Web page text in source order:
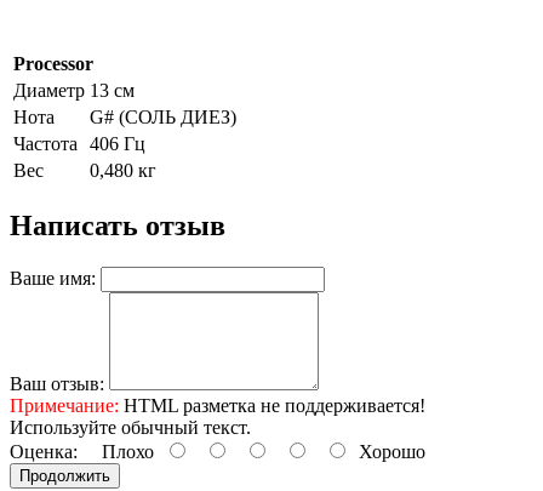
Processor
Диаметр 13 см
Нота
G# (СОЛЬ ДИЕЗ)
Частота
406 Гц
Вес
0,480 кг
Написать отзыв
Ваше имя:
Ваш отзыв:
Примечание: HTML разметка не поддерживается!
Используйте обычный текст.
Оценка: Плохо Хорошо
Продолжить